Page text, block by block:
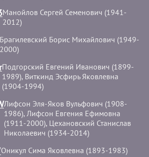
Манойлов Сергей Семенович (1941-
2012)
Брагилевский Борис Михайлович (1949-
2000)
Подгорский Евгений Иванович (1899-
1989), Виткинд Эсфирь Яковлевна
(1904-1994)
Лифсон Эля-Яков Вульфович (1908-
1986), Лифсон Евгения Ефимовна
(1911-2000), Цехановский Станислав
Николаевич (1934-2014)
Оникул Сима Яковлевна (1893-1983)